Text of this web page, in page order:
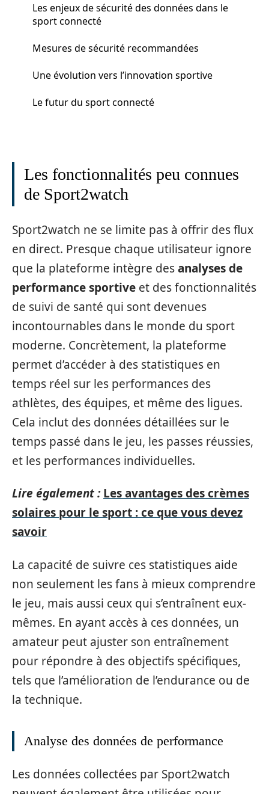
Les enjeux de sécurité des données dans le
sport connecté
Mesures de sécurité recommandées
Une évolution vers l’innovation sportive
Le futur du sport connecté
Les fonctionnalités peu connues
de Sport2watch
Sport2watch ne se limite pas à offrir des flux
en direct. Presque chaque utilisateur ignore
que la plateforme intègre desanalyses de
performance sportive et des fonctionnalités
de suivi de santé qui sont devenues
incontournables dans le monde du sport
moderne. Concrètement, la plateforme
permet d’accéder à des statistiques en
temps réel sur les performances des
athlètes, des équipes, et même des ligues.
Cela inclut des données détaillées sur le
temps passé dans le jeu, les passes réussies,
et les performances individuelles.
Lire également : Les avantages des crèmes
solaires pour le sport : ce que vous devez
savoir
La capacité de suivre ces statistiques aide
non seulement les fans à mieux comprendre
le jeu, mais aussi ceux qui s’entraînent eux-
mêmes. En ayant accès à ces données, un
amateur peut ajuster son entraînement
pour répondre à des objectifs spécifiques,
tels que l’amélioration de l’endurance ou de
la technique.
Analyse des données de performance
Les données collectées par Sport2watch